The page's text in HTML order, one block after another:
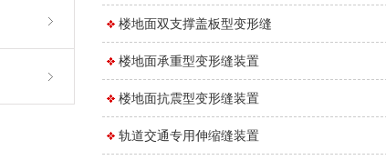
楼地面双支撑盖板型变形缝
楼地面承重型变形缝装置
楼地面抗震型变形缝装置
轨道交通专用伸缩缝装置